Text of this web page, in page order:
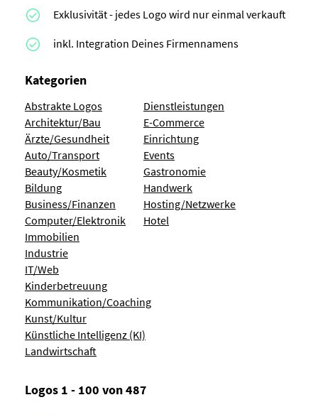
Exklusivität - jedes Logo wird nur einmal verkauft
inkl. Integration Deines Firmennamens
Kategorien
Abstrakte Logos
Architektur/Bau
Ärzte/Gesundheit
Auto/Transport
Beauty/Kosmetik
Bildung
Business/Finanzen
Computer/Elektronik
Dienstleistungen
E-Commerce
Einrichtung
Events
Gastronomie
Handwerk
Hosting/Netzwerke
Hotel
Immobilien
Industrie
IT/Web
Kinderbetreuung
Kommunikation/Coaching
Kunst/Kultur
Künstliche Intelligenz (KI)
Landwirtschaft
Logos 1 - 100 von 487